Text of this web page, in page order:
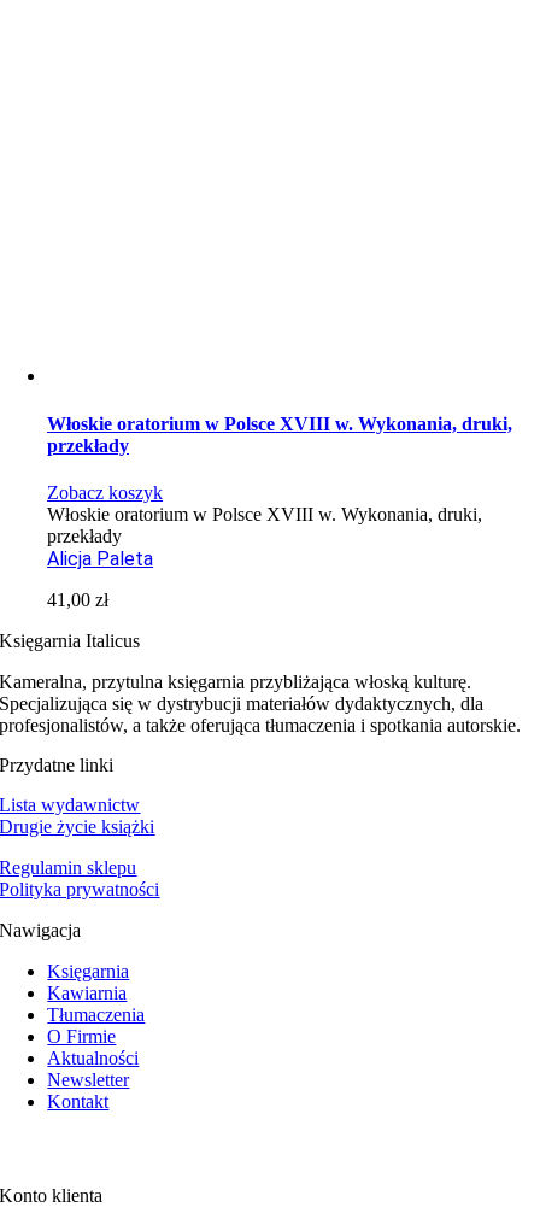
Włoskie oratorium w Polsce XVIII w. Wykonania, druki,
przekłady
Zobacz koszyk
Włoskie oratorium w Polsce XVIII w. Wykonania, druki,
przekłady
Alicja Paleta
41,00zł
Księgarnia Italicus
Kameralna, przytulna księgarnia przybliżająca włoską kulturę.
Specjalizująca się w dystrybucji materiałów dydaktycznych, dla
profesjonalistów, a także oferująca tłumaczenia i spotkania autorskie.
Przydatne linki
Lista wydawnictw
Drugie życie książki
Regulamin sklepu
Polityka prywatności
Nawigacja
Księgarnia
Kawiarnia
Tłumaczenia
O Firmie
Aktualności
Newsletter
Kontakt
Konto klienta